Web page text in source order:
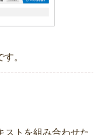
。
ストを組み合わせた